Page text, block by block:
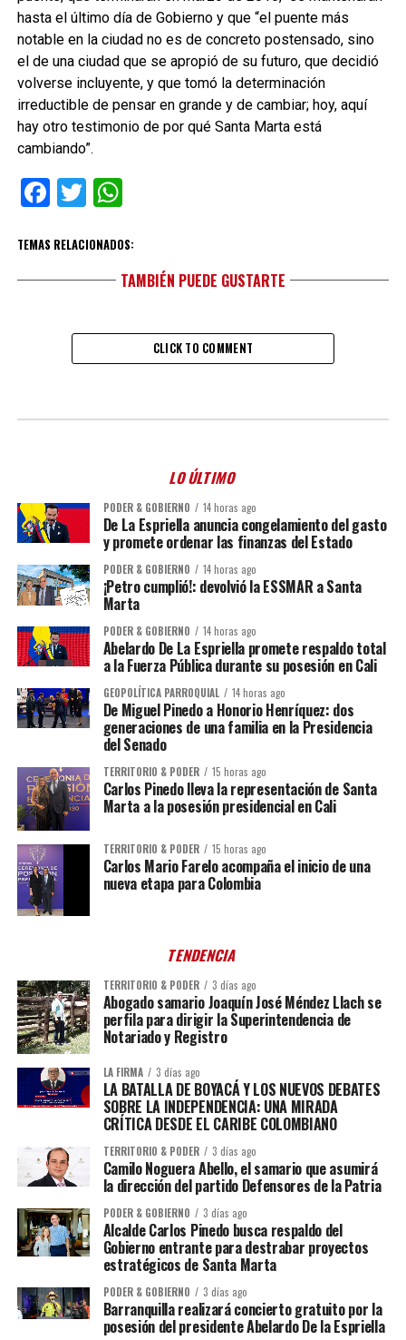
hasta el último día de Gobierno y que “el puente más
notable en la ciudad no es de concreto postensado, sino
el de una ciudad que se apropió de su futuro, que decidió
volverse incluyente, y que tomó la determinación
irreductible de pensar en grande y de cambiar; hoy, aquí
hay otro testimonio de por qué Santa Marta está
cambiando”.
Facebook
TwitterWhatsApp
TEMAS RELACIONADOS:
TAMBIÉN PUEDE GUSTARTE
CLICK TO COMMENT
LO ÚLTIMO
PODER & GOBIERNO 14 horas ago
De La Espriella anuncia congelamiento del gasto
y promete ordenar las finanzas del Estado
PODER & GOBIERNO 14 horas ago
¡Petro cumplió!: devolvió la ESSMAR a Santa
Marta
PODER & GOBIERNO 14 horas ago
Abelardo De La Espriella promete respaldo total
a la Fuerza Pública durante su posesión en Cali
GEOPOLÍTICA PARROQUIAL 14 horas ago
De Miguel Pinedo a Honorio Henríquez: dos
generaciones de una familia en la Presidencia
del Senado
TERRITORIO & PODER 15 horas ago
Carlos Pinedo lleva la representación de Santa
Marta a la posesión presidencial en Cali
TERRITORIO & PODER 15 horas ago
Carlos Mario Farelo acompaña el inicio de una
nueva etapa para Colombia
TENDENCIA
TERRITORIO & PODER 3 días ago
Abogado samario Joaquín José Méndez Llach se
perfila para dirigir la Superintendencia de
Notariado y Registro
LA FIRMA 3 días ago
LA BATALLA DE BOYACÁ Y LOS NUEVOS DEBATES
SOBRE LA INDEPENDENCIA: UNA MIRADA
CRÍTICA DESDE EL CARIBE COLOMBIANO
TERRITORIO & PODER 3 días ago
Camilo Noguera Abello, el samario que asumirá
la dirección del partido Defensores de la Patria
PODER & GOBIERNO 3 días ago
Alcalde Carlos Pinedo busca respaldo del
Gobierno entrante para destrabar proyectos
estratégicos de Santa Marta
PODER & GOBIERNO 3 días ago
Barranquilla realizará concierto gratuito por la
posesión del presidente Abelardo De la Espriella